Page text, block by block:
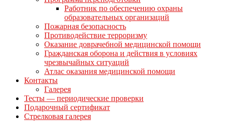
Работник по обеспечению охраны
образовательных организаций
Пожарная безопасность
Противодействие терроризму
Оказание доврачебной медицинской помощи
Гражданская оборона и действия в условиях
чрезвычайных ситуаций
Атлас оказания медицинской помощи
Контакты
Галерея
Тесты — периодические проверки
Подарочный сертификат
Стрелковая галерея